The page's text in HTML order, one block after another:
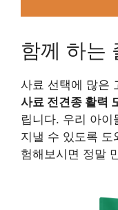
함께 하는
사료 선택에 많은
사료 전견종 활력
립니다. 우리 아이
지낼 수 있도록 도
험해보시면 정말